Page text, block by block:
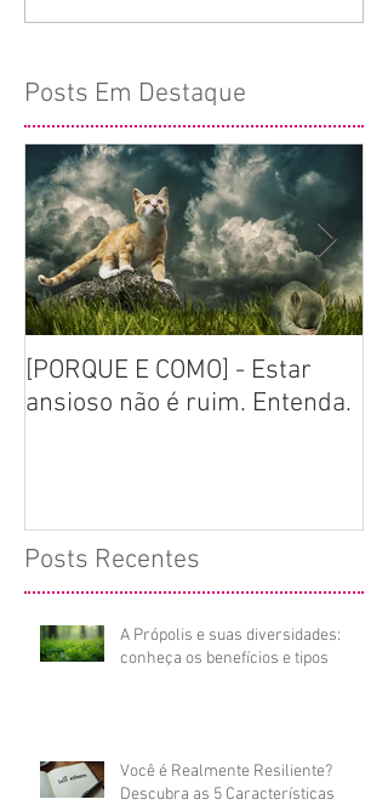
Posts Em Destaque
[PORQUE E COMO] - Estar
ansioso não é ruim. Entenda.
Posts Recentes
A Própolis e suas diversidades:
conheça os benefícios e tipos
Você é Realmente Resiliente?
Descubra as 5 Características